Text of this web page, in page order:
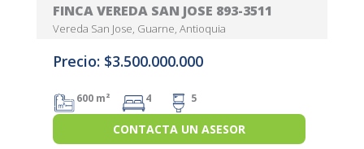
FINCA VEREDA SAN JOSE 893-3511
Vereda San Jose, Guarne, Antioquia
Precio: $3.500.000.000
600 m² 4 5
CONTACTA UN ASESOR